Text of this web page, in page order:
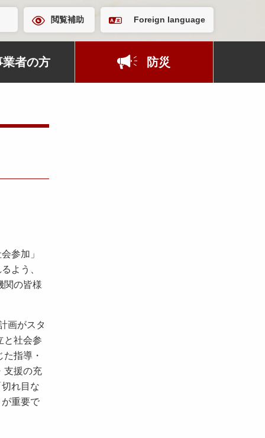
閲覧補助 Foreign language
業者の方 防災
参加」
よう、
関の皆様
画がスタ
と社会参
指導・
支援の充
れ目な
重要で